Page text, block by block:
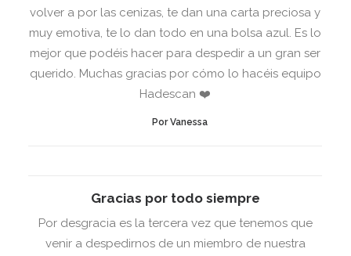
volver a por las cenizas, te dan una carta preciosa y
muy emotiva, te lo dan todo en una bolsa azul. Es lo
mejor que podéis hacer para despedir a un gran ser
querido. Muchas gracias por cómo lo hacéis equipo
Hadescan ❤️
Por Vanessa
Gracias por todo siempre
Por desgracia es la tercera vez que tenemos que
venir a despedirnos de un miembro de nuestra